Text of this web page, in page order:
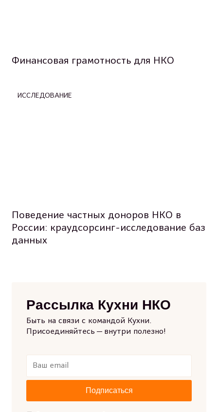
Финансовая грамотность для НКО
ИССЛЕДОВАНИЕ
Поведение частных доноров НКО в
России: краудсорсинг-исследование баз
данных
Рассылка Кухни НКО
Быть на связи с командой Кухни.
Присоединяйтесь — внутри полезно!